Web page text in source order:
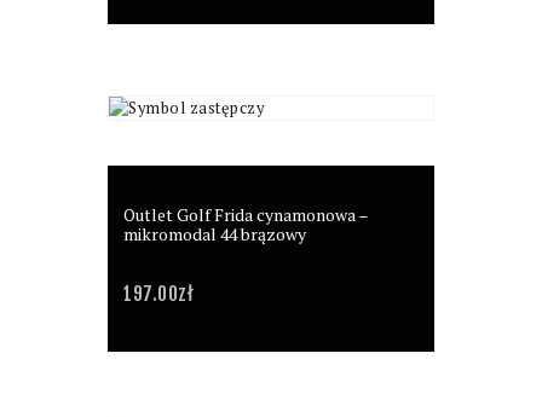
Outlet Golf Frida cynamonowa –
mikromodal 44 brązowy
197.00zł